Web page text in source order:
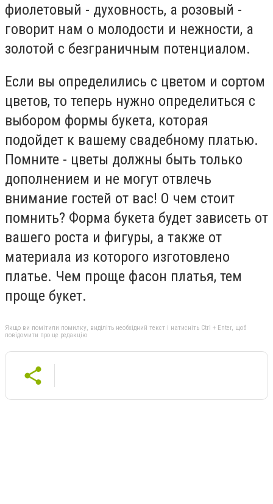
фиолетовый - духовность, а розовый -
говорит нам о молодости и нежности, а
золотой с безграничным потенциалом.
Если вы определились с цветом и сортом
цветов, то теперь нужно определиться с
выбором формы букета, которая
подойдет к вашему свадебному платью.
Помните - цветы должны быть только
дополнением и не могут отвлечь
внимание гостей от вас! О чем стоит
помнить? Форма букета будет зависеть от
вашего роста и фигуры, а также от
материала из которого изготовлено
платье. Чем проще фасон платья, тем
проще букет.
Якщо ви помітили помилку, виділіть необхідний текст і натисніть Ctrl + Enter, щоб
повідомити про це редакцію